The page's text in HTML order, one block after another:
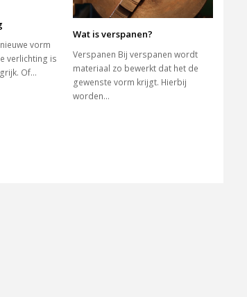
vorm
verlichting is
Of…
Wat is verspanen?
Verspanen Bij verspanen wordt
materiaal zo bewerkt dat het de
gewenste vorm krijgt. Hierbij
worden…